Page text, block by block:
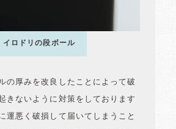
イロドリの段ボール
の厚みを改良したことによって破
きないように対策をしております
運悪く破損して届いてしまうこと